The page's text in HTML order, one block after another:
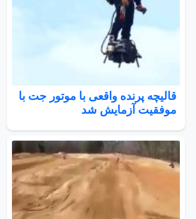
قالیچه پرنده واقعی با موتور جت با
موفقیت آزمایش شد